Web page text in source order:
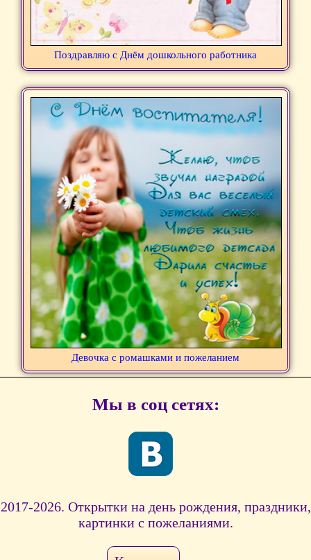
Поздравляю с Днём дошкольного работника
Девочка с ромашками и пожеланием
Мы в соц сетях:
2017-2026. Открытки на день рождения, праздники,
картинки с пожеланиями.